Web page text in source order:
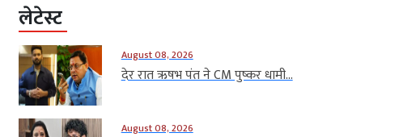
लेटेस्ट
August 08, 2026
देर रात ऋषभ पंत ने CM पुष्कर धामी...
August 08, 2026